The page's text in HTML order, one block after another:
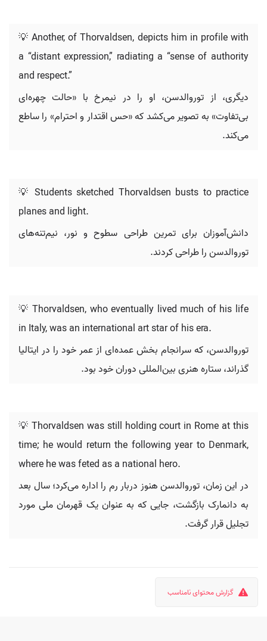
💡 Another, of Thorvaldsen, depicts him in profile with
a “distant expression,” radiating a “sense of authority
and respect.”
دیگری، از توروالدسن، او را در نیمرخ با «حالت چهره‌ای
بی‌تفاوت» به تصویر می‌کشد که «حس اقتدار و احترام» را ساطع
می‌کند.
💡 Students sketched Thorvaldsen busts to practice
planes and light.
دانش‌آموزان برای تمرین طراحی سطوح و نور، نیم‌تنه‌های
توروالدسن را طراحی کردند.
💡 Thorvaldsen, who eventually lived much of his life
in Italy, was an international art star of his era.
توروالدسن، که سرانجام بخش عمده‌ای از عمر خود را در ایتالیا
گذراند، ستاره هنری بین‌المللی دوران خود بود.
💡 Thorvaldsen was still holding court in Rome at this
time; he would return the following year to Denmark,
where he was feted as a national hero.
در این زمان، توروالدسن هنوز دربار رم را اداره می‌کرد؛ سال بعد
به دانمارک بازگشت، جایی که به عنوان یک قهرمان ملی مورد
تجلیل قرار گرفت.
گزارش محتوای نامناسب